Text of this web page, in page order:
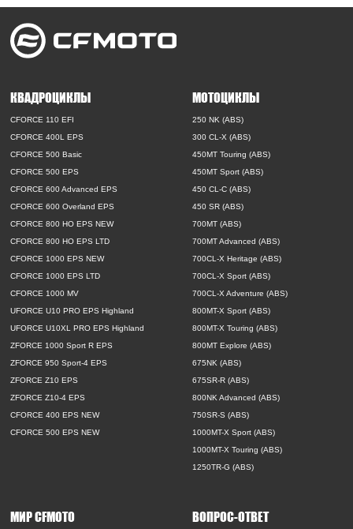
КВАДРОЦИКЛЫ
CFORCE 110 EFI
CFORCE 400L EPS
CFORCE 500 Basic
CFORCE 500 EPS
CFORCE 600 Advanced EPS
CFORCE 600 Overland EPS
CFORCE 800 HO EPS NEW
CFORCE 800 HO EPS LTD
CFORCE 1000 EPS NEW
CFORCE 1000 EPS LTD
CFORCE 1000 MV
UFORCE U10 PRO EPS Highland
UFORCE U10XL PRO EPS Highland
ZFORCE 1000 Sport R EPS
ZFORCE 950 Sport-4 EPS
ZFORCE Z10 EPS
ZFORCE Z10-4 EPS
CFORCE 400 EPS NEW
CFORCE 500 EPS NEW
МОТОЦИКЛЫ
250 NK (ABS)
300 CL-X (ABS)
450MT Touring (ABS)
450MT Sport (ABS)
450 CL-C (ABS)
450 SR (ABS)
700MT (ABS)
700MT Advanced (ABS)
700CL-X Heritage (ABS)
700CL-X Sport (ABS)
700CL-X Adventure (ABS)
800MT-X Sport (ABS)
800MT-X Touring (ABS)
800MT Explore (ABS)
675NK (ABS)
675SR-R (ABS)
800NK Advanced (ABS)
750SR-S (ABS)
1000MT-X Sport (ABS)
1000MT-X Touring (ABS)
1250TR-G (ABS)
МИР CFMOTO
ВОПРОС-ОТВЕТ